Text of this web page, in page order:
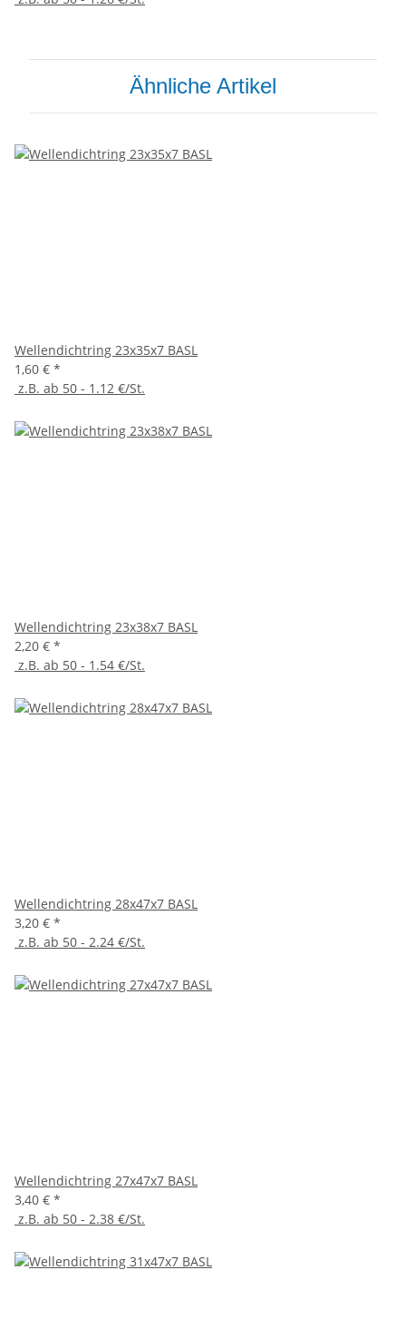
Ähnliche Artikel
Wellendichtring 23x35x7 BASL
1,60 € *
z.B. ab 50 - 1.12 €/St.
Wellendichtring 23x38x7 BASL
2,20 € *
z.B. ab 50 - 1.54 €/St.
Wellendichtring 28x47x7 BASL
3,20 € *
z.B. ab 50 - 2.24 €/St.
Wellendichtring 27x47x7 BASL
3,40 € *
z.B. ab 50 - 2.38 €/St.